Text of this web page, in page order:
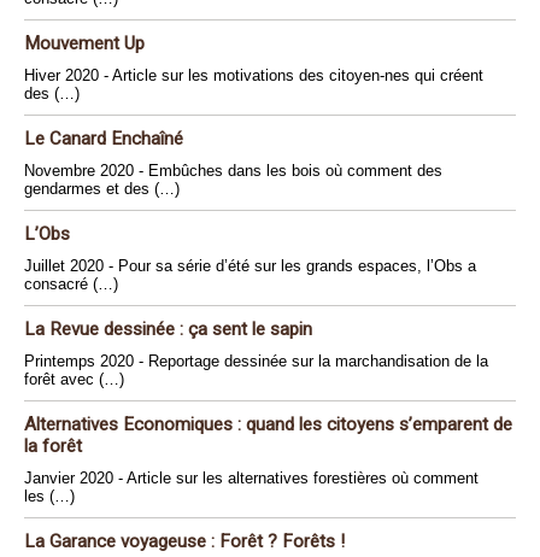
Mouvement Up
Hiver 2020 - Article sur les motivations des citoyen-nes qui créent
des (…)
Le Canard Enchaîné
Novembre 2020 - Embûches dans les bois où comment des
gendarmes et des (…)
L’Obs
Juillet 2020 - Pour sa série d’été sur les grands espaces, l’Obs a
consacré (…)
La Revue dessinée : ça sent le sapin
Printemps 2020 - Reportage dessinée sur la marchandisation de la
forêt avec (…)
Alternatives Economiques : quand les citoyens s’emparent de
la forêt
Janvier 2020 - Article sur les alternatives forestières où comment
les (…)
La Garance voyageuse : Forêt ? Forêts !